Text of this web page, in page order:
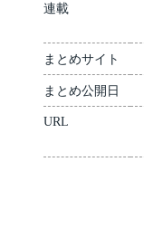
連載
まとめサイト
まとめ公開日
URL